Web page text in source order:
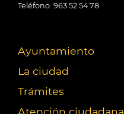
Teléfono: 963 52 54 78
Ayuntamiento
La ciudad
Trámites
Atención ciudadana